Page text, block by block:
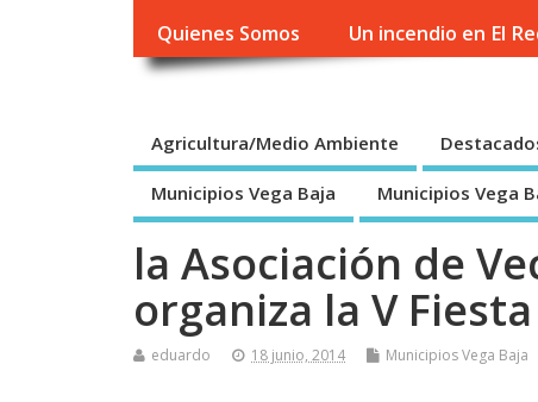
Quienes Somos
Un incendio en El
Agricultura/Medio Ambiente
Municipios Vega Baja Municipios Vega
la Asociación de
organiza la V
eduardo 18 junio, 2014 Municipios Vega Baja